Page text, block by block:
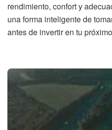
rendimiento, confort y
una forma inteligente de
antes de invertir en tu